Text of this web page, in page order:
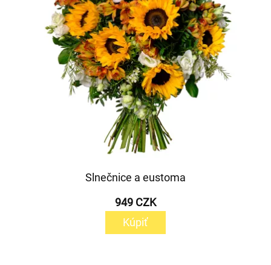
Slnečnice a eustoma
949 CZK
Kúpiť